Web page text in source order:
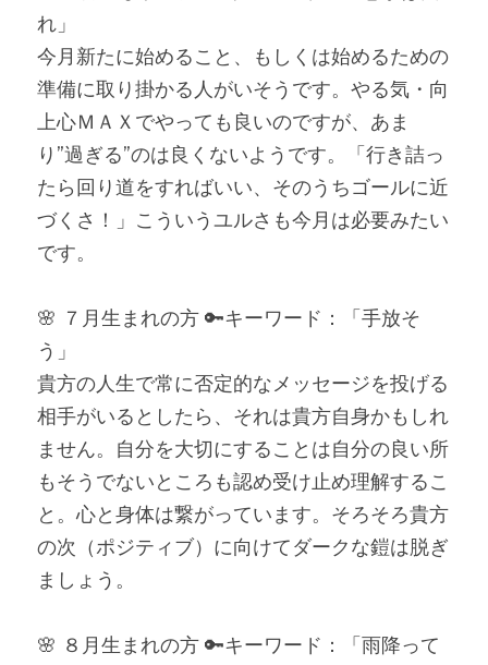
れ」
今月新たに始めること、もしくは始めるための
準備に取り掛かる人がいそうです。やる気・向
上心ＭＡＸでやっても良いのですが、あま
り”過ぎる”のは良くないようです。「行き詰っ
たら回り道をすればいい、そのうちゴールに近
づくさ！」こういうユルさも今月は必要みたい
です。
🌸 ７月生まれの方 🔑キーワード：「手放そ
う」
貴方の人生で常に否定的なメッセージを投げる
相手がいるとしたら、それは貴方自身かもしれ
ません。自分を大切にすることは自分の良い所
もそうでないところも認め受け止め理解するこ
と。心と身体は繋がっています。そろそろ貴方
の次（ポジティブ）に向けてダークな鎧は脱ぎ
ましょう。
🌸 ８月生まれの方 🔑キーワード：「雨降って